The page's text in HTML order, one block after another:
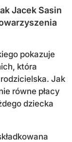
Jacek Sasin
pokazuje
która
Jak
równe płacy
dziecka